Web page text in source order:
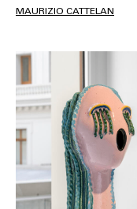
MAURIZIO CATTELAN